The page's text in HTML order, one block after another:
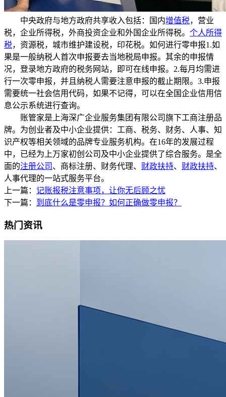
中央政府与地方政府共享收入包括：国内增值税，营业
税，企业所得税，外商投资企业和外国企业所得税。 个人所得
税，资源税，城市维护建设税，印花税。如何进行零申报1.如
果是一般纳税人首次申报要去当地税局申报。其余的申报情
况，登录地方政府的税务网站，即可在线申报。2.每月均需进
行一次零申报，并且纳税人需要注意申报的截止期限。3.申报
需要统一社会信用代码，如果不记得，可以在全国企业信用信
息公示系统进行查询。
账管家是上海深广企业服务集团有限公司旗下工商注册品
牌。为创业者及中小企业提供：工商、税务、财务、人事、知
识产权等相关领域的品牌专业服务机构。在16年的发展过程
中，已经为上万家初创公司及中小企业提供了综合服务。是全
面的注册公司 、商标注册、财务代理、 财政扶持、 财政扶持、
人事代理的一站式服务平台。
上一篇： 记账报税注意事项，让你无后顾之忧
下一篇： 到底什么是零申报？如何正确做零申报？
热门资讯